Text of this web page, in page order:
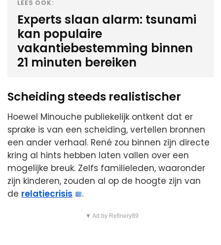
LEES OOK:
Experts slaan alarm: tsunami
kan populaire
vakantiebestemming binnen
21 minuten bereiken
Scheiding steeds realistischer
Hoewel Minouche publiekelijk ontkent dat er
sprake is van een scheiding, vertellen bronnen
een ander verhaal. René zou binnen zijn directe
kring al hints hebben laten vallen over een
mogelijke breuk. Zelfs familieleden, waaronder
zijn kinderen, zouden al op de hoogte zijn van
de relatiecrisis .
▼ Ad by Refinery89